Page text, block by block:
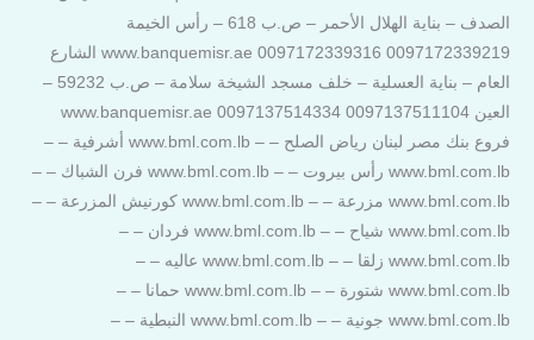
الصدف – بناية الهلال الأحمر – ص.ب 618 – رأس الخيمة
0097172339219 0097172339316 www.banquemisr.ae الشارع
العام – بناية العسلية – خلف مسجد الشيخة سلامة – ص.ب 59232 –
العين 0097137511104 0097137514334 www.banquemisr.ae
فروع بنك مصر لبنان رياض الصلح – – www.bml.com.lb أشرفية – –
www.bml.com.lb رأس بيروت – – www.bml.com.lb فرن الشباك – –
www.bml.com.lb مزرعة – – www.bml.com.lb كورنيش المزرعة – –
www.bml.com.lb شياح – – www.bml.com.lb فردان – –
www.bml.com.lb زلقا – – www.bml.com.lb عاليه – –
www.bml.com.lb شتورة – – www.bml.com.lb حمانا – –
www.bml.com.lb جونية – – www.bml.com.lb النبطية – –